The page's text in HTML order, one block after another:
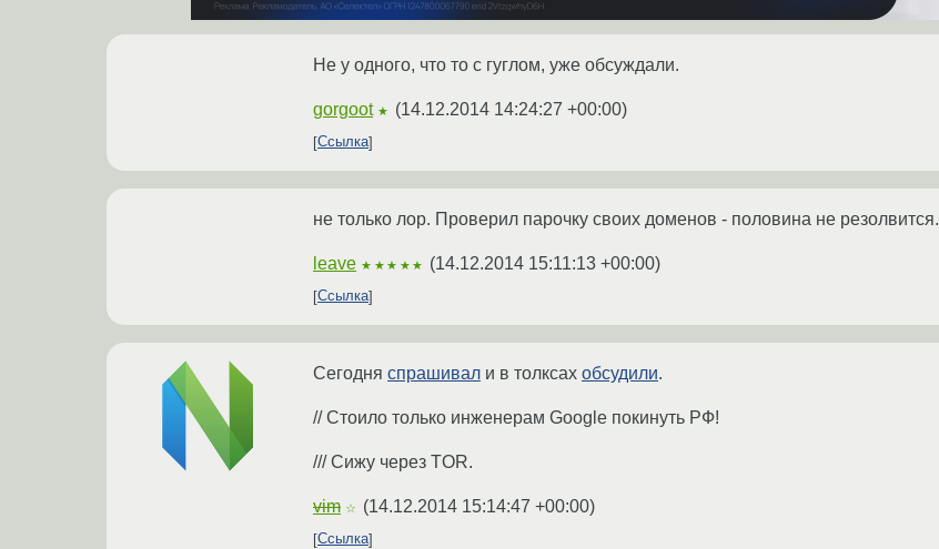
Не у одного, что то с гуглом, уже обсуждали.
gorgoot ★ (14.12.2014 14:24:27 +00:00)
Ссылка
не только лор. Проверил парочку своих доменов - половина не резолвится.
leave ★★★★★ (14.12.2014 15:11:13 +00:00)
Ссылка
Сегодня спрашивал и в толксах обсудили.
// Стоило только инженерам Google покинуть РФ!
/// Сижу через TOR.
vim ☆ (14.12.2014 15:14:47 +00:00)
Ссылка